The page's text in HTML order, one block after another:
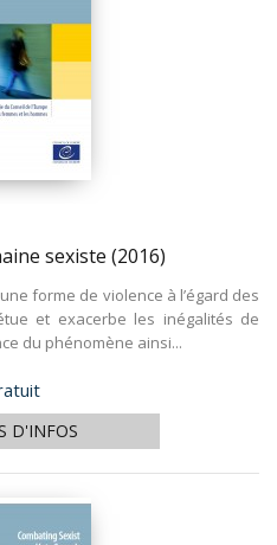
sexiste (2016)
forme de violence à l’égard des
et exacerbe les inégalités de
du phénomène ainsi...
D'INFOS